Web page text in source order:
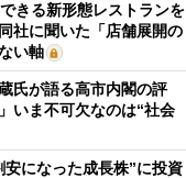
きる新形態レストランを
社に聞いた「店舗展開の
い軸
氏が語る高市内閣の評
いま不可欠なのは“社会
になった成長株”に投資